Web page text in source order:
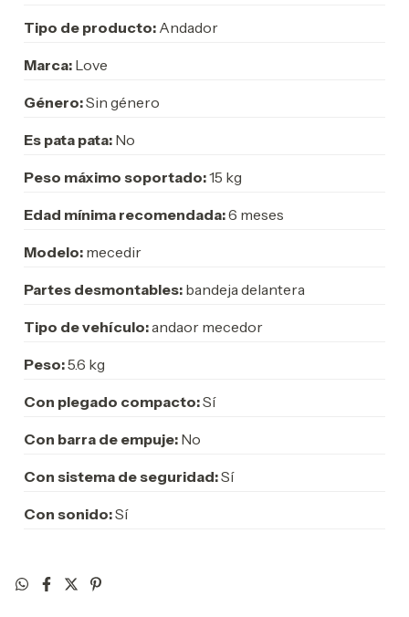
Tipo de producto: Andador
Marca: Love
Género:Sin género
Es pata pata: No
Peso máximo soportado:15 kg
Edad mínima recomendada:6 meses
Modelo: mecedir
Partes desmontables: bandeja delantera
Tipo de vehículo:andaor mecedor
Peso:5.6 kg
Con plegado compacto:Sí
Con barra de empuje: No
Con sistema de seguridad:Sí
Con sonido:Sí